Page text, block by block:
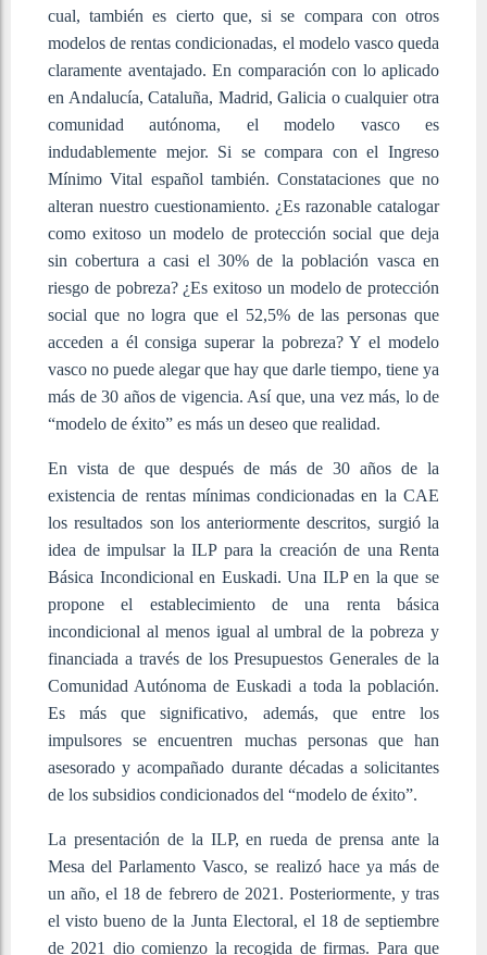
cual, también es cierto que, si se compara con otros
modelos de rentas condicionadas, el modelo vasco queda
claramente aventajado. En comparación con lo aplicado
en Andalucía, Cataluña, Madrid, Galicia o cualquier otra
comunidad autónoma, el modelo vasco es
indudablemente mejor. Si se compara con el Ingreso
Mínimo Vital español también. Constataciones que no
alteran nuestro cuestionamiento. ¿Es razonable catalogar
como exitoso un modelo de protección social que deja
sin cobertura a casi el 30% de la población vasca en
riesgo de pobreza? ¿Es exitoso un modelo de protección
social que no logra que el 52,5% de las personas que
acceden a él consiga superar la pobreza? Y el modelo
vasco no puede alegar que hay que darle tiempo, tiene ya
más de 30 años de vigencia. Así que, una vez más, lo de
“modelo de éxito” es más un deseo que realidad.
En vista de que después de más de 30 años de la
existencia de rentas mínimas condicionadas en la CAE
los resultados son los anteriormente descritos, surgió la
idea de impulsar la ILP para la creación de una Renta
Básica Incondicional en Euskadi. Una ILP en la que se
propone el establecimiento de una renta básica
incondicional al menos igual al umbral de la pobreza y
financiada a través de los Presupuestos Generales de la
Comunidad Autónoma de Euskadi a toda la población.
Es más que significativo, además, que entre los
impulsores se encuentren muchas personas que han
asesorado y acompañado durante décadas a solicitantes
de los subsidios condicionados del “modelo de éxito”.
La presentación de la ILP, en rueda de prensa ante la
Mesa del Parlamento Vasco, se realizó hace ya más de
un año, el 18 de febrero de 2021. Posteriormente, y tras
el visto bueno de la Junta Electoral, el 18 de septiembre
de 2021 dio comienzo la recogida de firmas. Para que